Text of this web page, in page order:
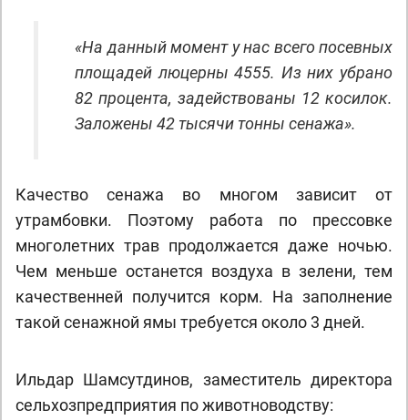
«На данный момент у нас всего посевных
площадей люцерны 4555. Из них убрано
82 процента, задействованы 12 косилок.
Заложены 42 тысячи тонны сенажа».
Качество сенажа во многом зависит от
утрамбовки. Поэтому работа по прессовке
многолетних трав продолжается даже ночью.
Чем меньше останется воздуха в зелени, тем
качественней получится корм. На заполнение
такой сенажной ямы требуется около 3 дней.
Ильдар Шамсутдинов, заместитель директора
сельхозпредприятия по животноводству: